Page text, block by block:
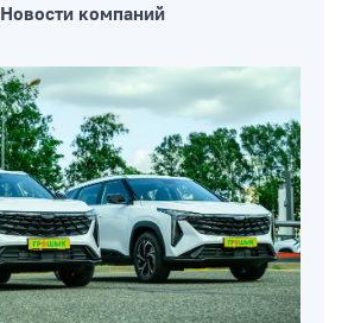
Новости компаний